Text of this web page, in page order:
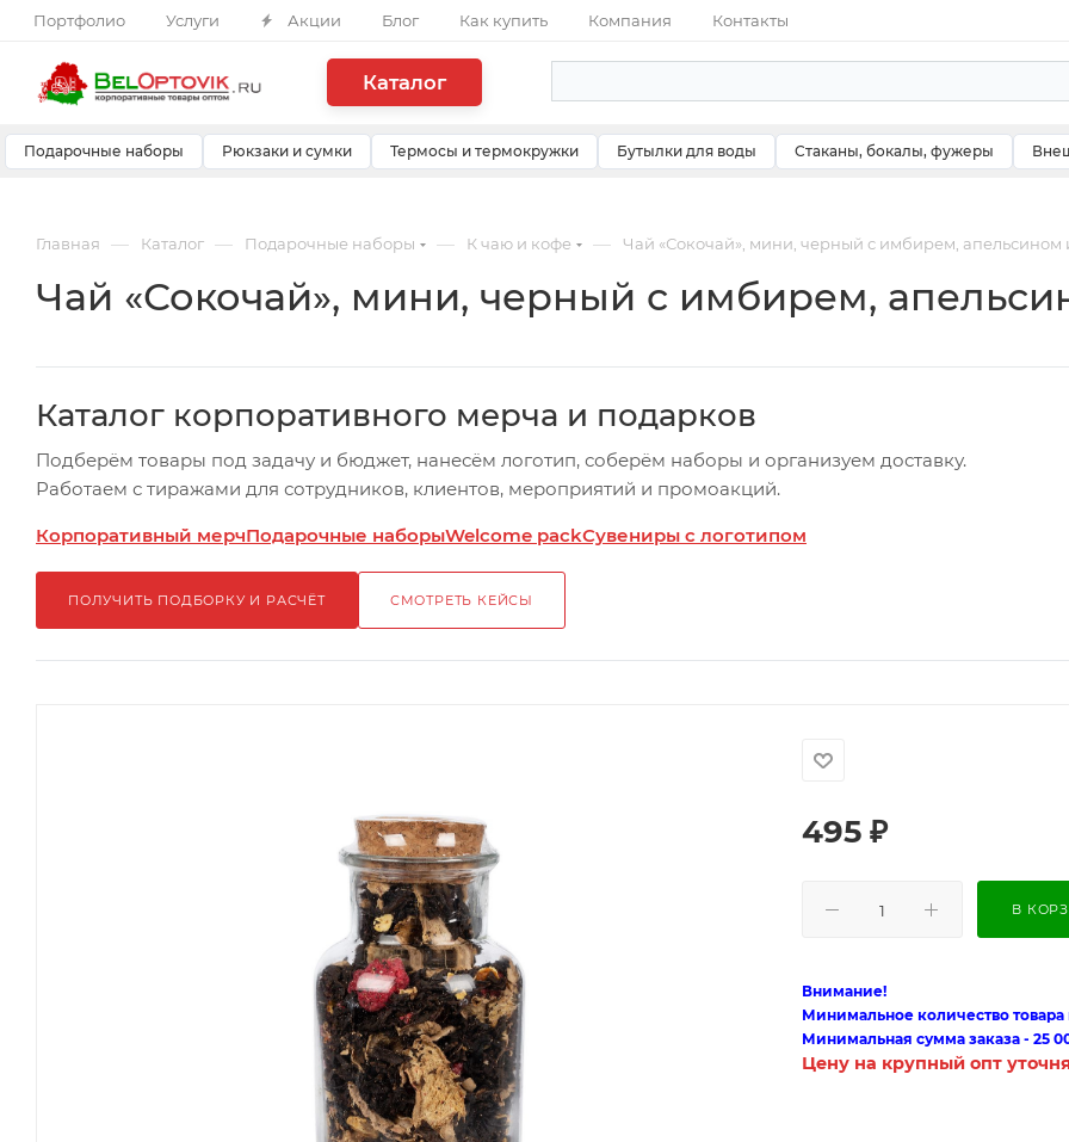
Портфолио Услуги Акции Блог Как купить Компания Контакты
Каталог
Подарочные наборы Рюкзаки и сумки Термосы и термокружки Бутылки для воды Стаканы, бокалы, фужеры
Главная — Каталог — Подарочные наборы — К чаю и кофе — Чай «Сокочай», мини, черный с имбирем, апельсином
Чай «Сокочай», мини, черный с имбирем,
Каталог корпоративного мерча и подарков
Подберём товары под задачу и бюджет, нанесём логотип, соберём наборы и организуем доставку.
Работаем с тиражами для сотрудников, клиентов, мероприятий и промоакций.
Корпоративный мерчПодарочные наборыWelcome packСувениры с логотипом
ПОЛУЧИТЬ ПОДБОРКУ И РАСЧЁТ СМОТРЕТЬ КЕЙСЫ
495 ₽
В
Внимание!
Минимальное количество товара
Минимальная сумма заказа - 25
Цену на крупный опт